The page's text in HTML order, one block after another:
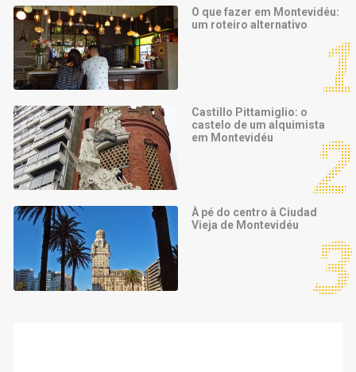
O que fazer em Montevidéu:
um roteiro alternativo
Castillo Pittamiglio: o
castelo de um alquimista
em Montevidéu
À pé do centro à Ciudad
Vieja de Montevidéu